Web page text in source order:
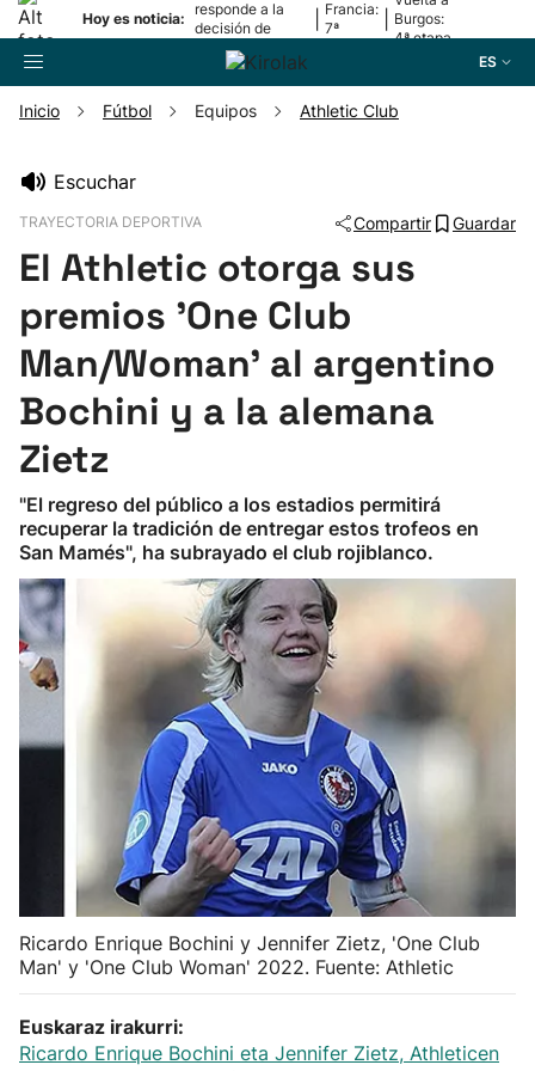
Hoy es noticia:
responde a la
decisión de
Oriamendi
Francia:
7ª
Burgos:
4ª etapa
ES
Pelota
Remo
Ciclismo
Balonmano
Carreras de montaña
Más deportes
"Helmuga"
Inicio Fútbol Equipos Athletic Club
Escuchar
TRAYECTORIA DEPORTIVA Compartir Guardar
El Athletic otorga sus
premios 'One Club
Man/Woman' al argentino
Bochini y a la alemana
Zietz
"El regreso del público a los estadios permitirá
recuperar la tradición de entregar estos trofeos en
San Mamés", ha subrayado el club rojiblanco.
Ricardo Enrique Bochini y Jennifer Zietz, 'One Club
Man' y 'One Club Woman' 2022. Fuente: Athletic
Euskaraz irakurri:
Ricardo Enrique Bochini eta Jennifer Zietz, Athleticen